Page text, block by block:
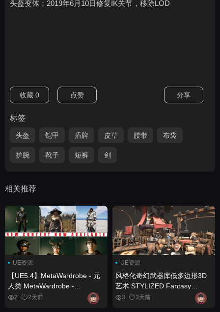
头盔变体；2019年6月10日修复IK关节，移除LOD
收藏 0 点赞 分享
标签
头盔 铠甲 盾牌 皮草 腰带 布袋
护腕 靴子 短裤 剑
相关推荐
UE资源
【UE5.4】MetaWardrobe - 元
人类 MetaWardrobe -
Metahuman
2 2天前
UE资源
风格化奇幻武器库低多边形3D
艺术 STYLIZED Fantasy
Armory - Low Poly 3D Art
3 3天前